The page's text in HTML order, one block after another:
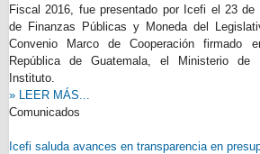
Fiscal 2016, fue presentado por Icefi el 23 de
de Finanzas Públicas y Moneda del
Convenio Marco de Cooperación firmado
República de Guatemala, el Ministerio
Instituto.
» LEER MÁS...
Comunicados
Icefi saluda avances en transparencia en